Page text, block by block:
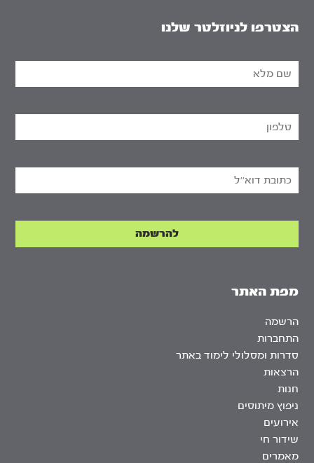
מפת האתר
הרשמה
התחברות
סדרות ומסלולי לימוד באתר
הרצאות
חנות
ניפוץ מיתוסים
אירועים
שידור חי
מאמרים
הצטרפו לניוזלטר שלנו